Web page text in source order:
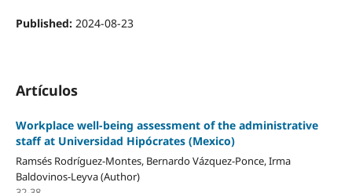
Published: 2024-08-23
Artículos
Workplace well-being assessment of the administrative
staff at Universidad Hipócrates (Mexico)
Ramsés Rodríguez-Montes, Bernardo Vázquez-Ponce, Irma
Baldovinos-Leyva (Author)